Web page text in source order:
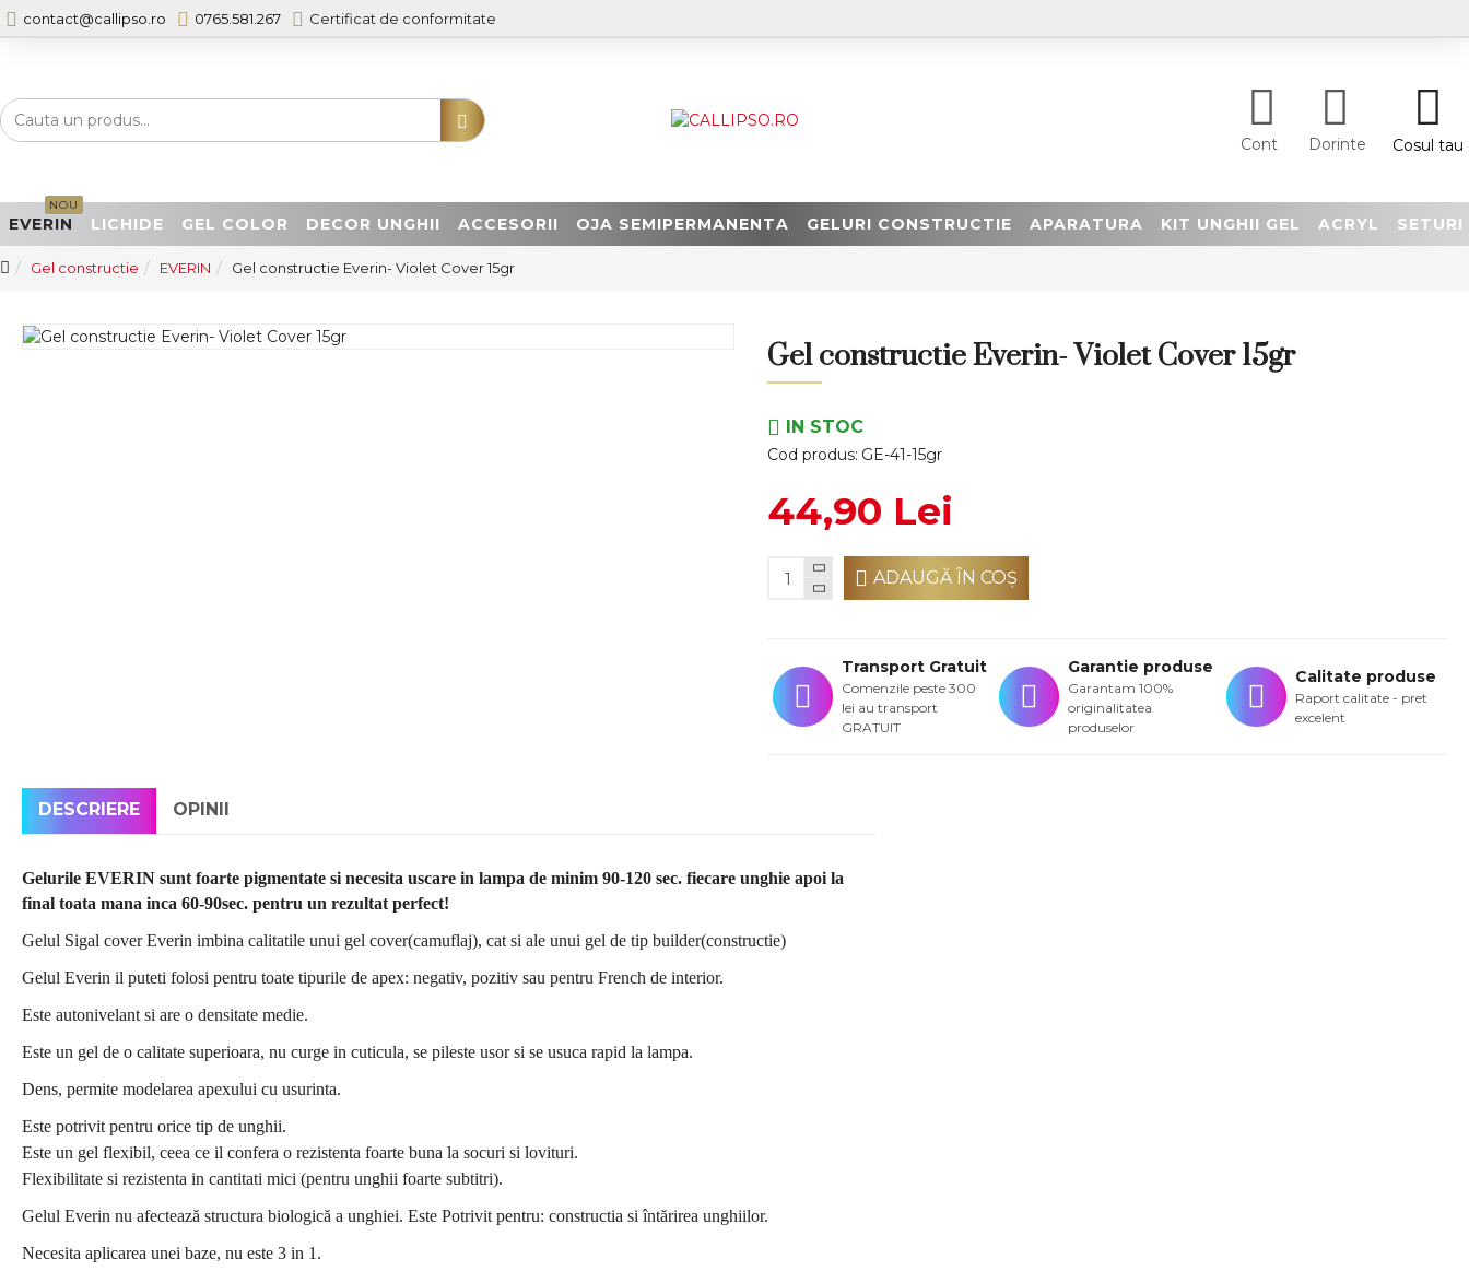
contact@callipso.ro 0765.581.267 Certificat de conformitate
Cont Dorinte Cosul tau
EVERIN
NOU
LICHIDE GEL COLOR DECOR UNGHII ACCESORII OJA SEMIPERMANENTA GELURI CONSTRUCTIE APARATURA KIT UNGHII GEL ACRYL SETURI
Gel constructie EVERIN Gel constructie Everin- Violet Cover 15gr
Gel constructie Everin- Violet Cover 15gr
IN STOC
Cod produs: GE-41-15gr
44,90 Lei
ADAUGĂ ÎN COŞ
Transport Gratuit
Comenzile peste 300
lei au transport
GRATUIT
Garantie produse
Garantam 100%
originalitatea
produselor
Calitate produse
Raport calitate - pret
excelent
DESCRIERE OPINII
Gelurile EVERIN sunt foarte pigmentate si necesita uscare in lampa de minim 90-120 sec. fiecare unghie apoi la
final toata mana inca 60-90sec. pentru un rezultat perfect!
Gelul Sigal cover Everin imbina calitatile unui gel cover(camuflaj), cat si ale unui gel de tip builder(constructie)
Gelul Everin il puteti folosi pentru toate tipurile de apex: negativ, pozitiv sau pentru French de interior.
Este autonivelant si are o densitate medie.
Este un gel de o calitate superioara, nu curge in cuticula, se pileste usor si se usuca rapid la lampa.
Dens, permite modelarea apexului cu usurinta.
Este potrivit pentru orice tip de unghii.
Este un gel flexibil, ceea ce il confera o rezistenta foarte buna la socuri si lovituri.
Flexibilitate si rezistenta in cantitati mici (pentru unghii foarte subtitri).
Gelul Everin nu afectează structura biologică a unghiei. Este Potrivit pentru: constructia si întărirea unghiilor.
Necesita aplicarea unei baze, nu este 3 in 1.